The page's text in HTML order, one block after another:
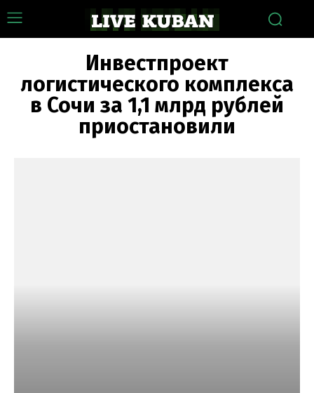
Инвестпроект
логистического комплекса
в Сочи за 1,1 млрд рублей
приостановили